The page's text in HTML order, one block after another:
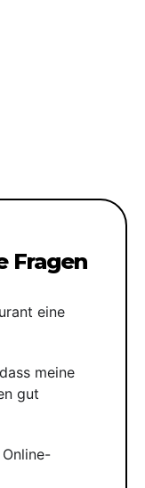
Fragen
eine
meine
gut